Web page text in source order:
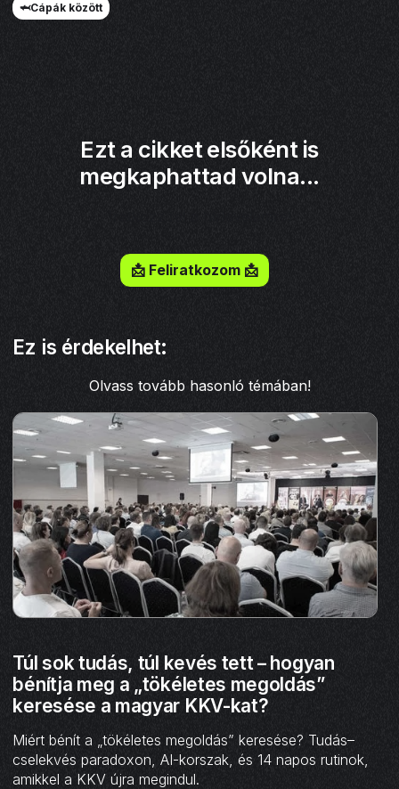
🦈Cápák között
Ezt a cikket elsőként is
megkaphattad volna...
📩 Feliratkozom 📩
Ez is érdekelhet:
Olvass tovább hasonló témában!
Túl sok tudás, túl kevés tett – hogyan
bénítja meg a „tökéletes megoldás”
keresése a magyar KKV-kat?
Miért bénít a „tökéletes megoldás” keresése? Tudás–
cselekvés paradoxon, AI-korszak, és 14 napos rutinok,
amikkel a KKV újra megindul.